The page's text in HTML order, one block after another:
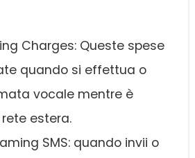
Charges: Queste spese
quando si effettua o
vocale mentre è
estera.
SMS: quando invii o